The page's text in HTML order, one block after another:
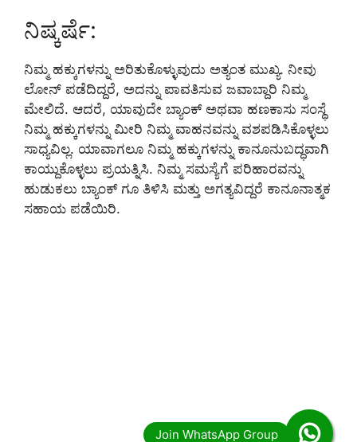
ನಿಷ್ಕರ್ಷೆ:
ನಿಮ್ಮ ಹಕ್ಕುಗಳನ್ನು ಅರಿತುಕೊಳ್ಳುವುದು ಅತ್ಯಂತ ಮುಖ್ಯ. ನೀವು
ಲೋನ್ ಪಡೆದಿದ್ದರೆ, ಅದನ್ನು ಪಾವತಿಸುವ ಜವಾಬ್ದಾರಿ ನಿಮ್ಮ
ಮೇಲಿದೆ. ಆದರೆ, ಯಾವುದೇ ಬ್ಯಾಂಕ್ ಅಥವಾ ಹಣಕಾಸು ಸಂಸ್ಥೆ
ನಿಮ್ಮ ಹಕ್ಕುಗಳನ್ನು ಮೀರಿ ನಿಮ್ಮ ವಾಹನವನ್ನು ವಶಪಡಿಸಿಕೊಳ್ಳಲು
ಸಾಧ್ಯವಿಲ್ಲ. ಯಾವಾಗಲೂ ನಿಮ್ಮ ಹಕ್ಕುಗಳನ್ನು ಕಾನೂನುಬದ್ಧವಾಗಿ
ಕಾಯ್ದುಕೊಳ್ಳಲು ಪ್ರಯತ್ನಿಸಿ. ನಿಮ್ಮ ಸಮಸ್ಯೆಗೆ ಪರಿಹಾರವನ್ನು
ಹುಡುಕಲು ಬ್ಯಾಂಕ್ ಗೂ ತಿಳಿಸಿ ಮತ್ತು ಅಗತ್ಯವಿದ್ದರೆ ಕಾನೂನಾತ್ಮಕ
ಸಹಾಯ ಪಡೆಯಿರಿ.